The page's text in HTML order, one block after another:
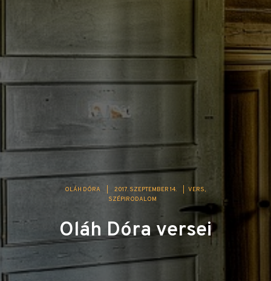
OLÁH DÓRA 2017. SZEPTEMBER 14.
VERS
SZÉPIRODALOM
Oláh Dóra versei